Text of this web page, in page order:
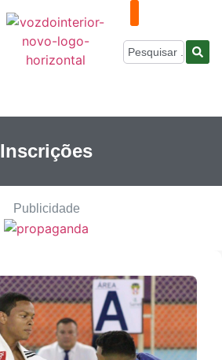
Inscrições
Publicidade